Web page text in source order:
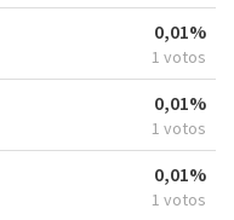
0,01%
1 votos
0,01%
1 votos
0,01%
1 votos